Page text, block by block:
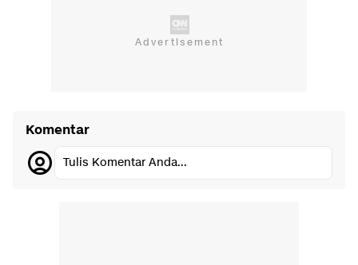
Komentar
Tulis Komentar Anda...